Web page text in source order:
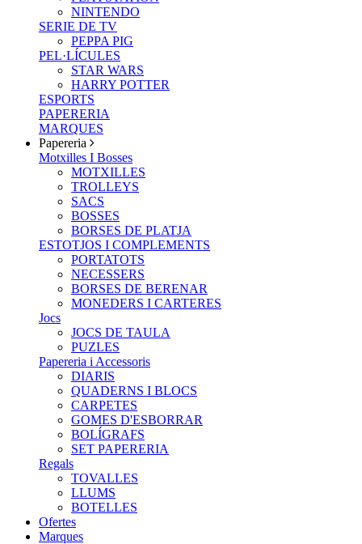
NINTENDO
SERIE DE TV
PEPPA PIG
PEL·LÍCULES
STAR WARS
HARRY POTTER
ESPORTS
PAPERERIA
MARQUES
Papereria
Motxilles I Bosses
MOTXILLES
TROLLEYS
SACS
BOSSES
BORSES DE PLATJA
ESTOTJOS I COMPLEMENTS
PORTATOTS
NECESSERS
BORSES DE BERENAR
MONEDERS I CARTERES
Jocs
JOCS DE TAULA
PUZLES
Papereria i Accessoris
DIARIS
QUADERNS I BLOCS
CARPETES
GOMES D'ESBORRAR
BOLÍGRAFS
SET PAPERERIA
Regals
TOVALLES
LLUMS
BOTELLES
Ofertes
Marques